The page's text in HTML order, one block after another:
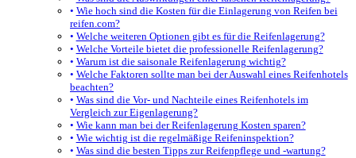
Wie hoch sind die Kosten für die Einlagerung von Reifen bei
reifen.com?
Welche weiteren Optionen gibt es für die Reifenlagerung?
Welche Vorteile bietet die professionelle Reifenlagerung?
Warum ist die saisonale Reifenlagerung wichtig?
Welche Faktoren sollte man bei der Auswahl eines Reifenhotels
beachten?
Was sind die Vor- und Nachteile eines Reifenhotels im
Vergleich zur Eigenlagerung?
Wie kann man bei der Reifenlagerung Kosten sparen?
Wie wichtig ist die regelmäßige Reifeninspektion?
Was sind die besten Tipps zur Reifenpflege und -wartung?